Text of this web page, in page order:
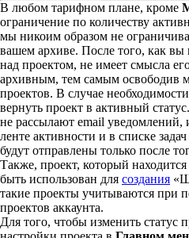
В любом тарифном плане, кроме
ограничение по количеству
мы никоим образом не
вашем архиве. После того, как
над проектом, не имеет смысла
архивным, тем самым освободив
проектов. В случае
вернуть проект в активный
не рассылают email уведомлений,
ленте активности и в списке
будут отправлены только после
Также, проект, который
быть использован для создания
такие проекты учитываются при
проектов аккаунта.
Для того, чтобы изменить статус